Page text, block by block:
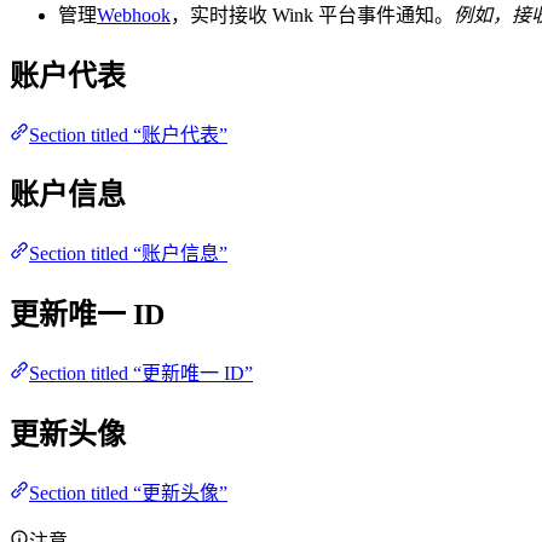
管理Webhook，实时接收 Wink 平台事件通知。 例如，接
账户代表
Section titled “账户代表”
账户信息
Section titled “账户信息”
更新唯一 ID
Section titled “更新唯一 ID”
更新头像
Section titled “更新头像”